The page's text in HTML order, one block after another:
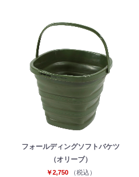
フォールディングソフトバケツ
（オリーブ）
￥2,750 （税込）